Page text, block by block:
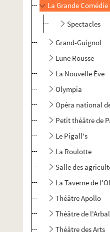
La Grande Comédie
Spectacles
Grand-Guignol
Lune Rousse
La Nouvelle Ève
Olympia
Opéra national
Petit théâtre de
Le Pigall's
La Roulotte
Salle des
La Taverne de
Théâtre Apollo
Théâtre de
Théâtre des Arts